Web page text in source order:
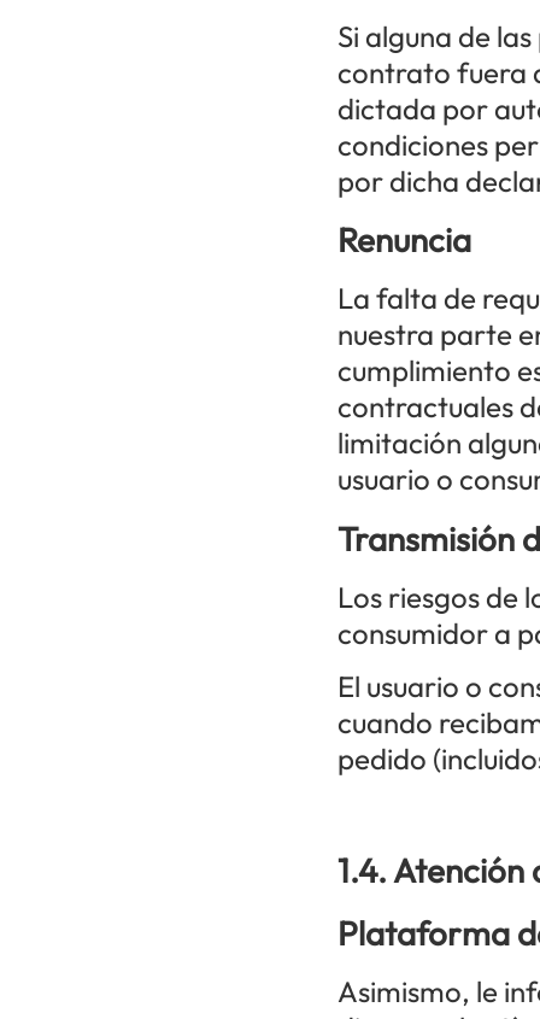
Si alguna de
contrato fuera
dictada por
condiciones
por dicha
Renuncia
La falta de
nuestra parte
cumplimiento
contractuales
limitación
usuario o
Transmisión
Los riesgos de
consumidor a
El usuario o
cuando
pedido
1.4.
Plataforma
Asimismo, le